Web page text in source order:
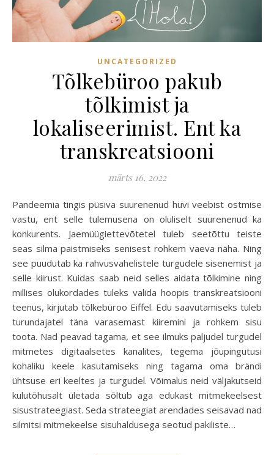
UNCATEGORIZED
Tõlkebüroo pakub
tõlkimist ja
lokaliseerimist. Ent ka
transkreatsiooni
märts 16, 2022
Pandeemia tingis püsiva suurenenud huvi veebist ostmise
vastu, ent selle tulemusena on oluliselt suurenenud ka
konkurents. Jaemüügiettevõtetel tuleb seetõttu teiste
seas silma paistmiseks senisest rohkem vaeva näha. Ning
see puudutab ka rahvusvahelistele turgudele sisenemist ja
selle kiirust. Kuidas saab neid selles aidata tõlkimine ning
millises olukordades tuleks valida hoopis transkreatsiooni
teenus, kirjutab tõlkebüroo Eiffel. Edu saavutamiseks tuleb
turundajatel täna varasemast kiiremini ja rohkem sisu
toota. Nad peavad tagama, et see ilmuks paljudel turgudel
mitmetes digitaalsetes kanalites, tegema jõupingutusi
kohaliku keele kasutamiseks ning tagama oma brändi
ühtsuse eri keeltes ja turgudel. Võimalus neid väljakutseid
kulutõhusalt ületada sõltub aga edukast mitmekeelsest
sisustrateegiast. Seda strateegiat arendades seisavad nad
silmitsi mitmekeelse sisuhaldusega seotud pakiliste…